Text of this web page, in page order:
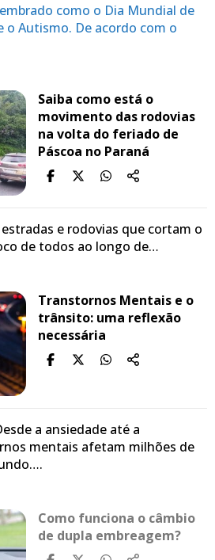
como o Dia Mundial de
o Autismo. De acordo com o
Saiba como está o
movimento das rodovias
na volta do feriado de
Páscoa no Paraná
e rodovias que cortam o
de todos ao longo de…
Transtornos Mentais e o
trânsito: uma reflexão
necessária
a ansiedade até a
mentais afetam milhões de
Como funciona o câmbio
de dupla embreagem?